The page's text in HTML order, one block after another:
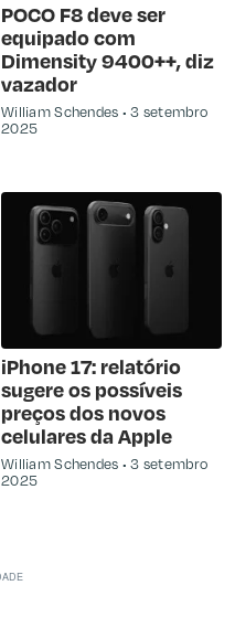
POCO F8 deve ser
equipado com
Dimensity 9400++, diz
vazador
William Schendes
3 setembro
2025
iPhone 17: relatório
sugere os possíveis
preços dos novos
celulares da Apple
William Schendes
3 setembro
2025